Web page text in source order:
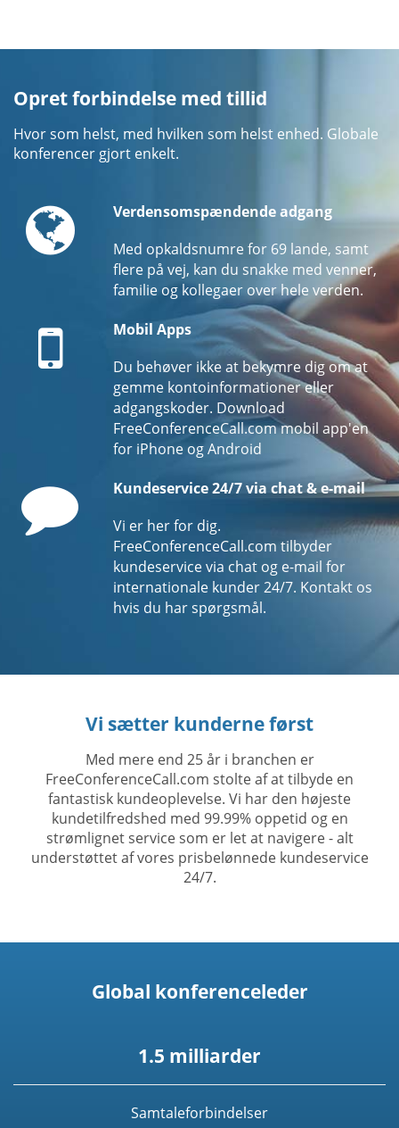
Opret forbindelse med tillid
Hvor som helst, med hvilken som helst enhed. Globale
konferencer gjort enkelt.
GlobeVerdensomspændende adgang
Med opkaldsnumre for 69 lande, samt
flere på vej, kan du snakke med venner,
familie og kollegaer over hele verden.
Mobile
Mobil Apps
Du behøver ikke at bekymre dig om at
gemme kontoinformationer eller
adgangskoder. Download
FreeConferenceCall.com mobil app'en
for iPhone og Android
CommentKundeservice 24/7 via chat & e-mail
Vi er her for dig.
FreeConferenceCall.com tilbyder
kundeservice via chat og e-mail for
internationale kunder 24/7. Kontakt os
hvis du har spørgsmål.
Vi sætter kunderne først
Med mere end 25 år i branchen er
FreeConferenceCall.com stolte af at tilbyde en
fantastisk kundeoplevelse. Vi har den højeste
kundetilfredshed med 99.99% oppetid og en
strømlignet service som er let at navigere - alt
understøttet af vores prisbelønnede kundeservice
24/7.
Global konferenceleder
1.5 milliarder
Samtaleforbindelser